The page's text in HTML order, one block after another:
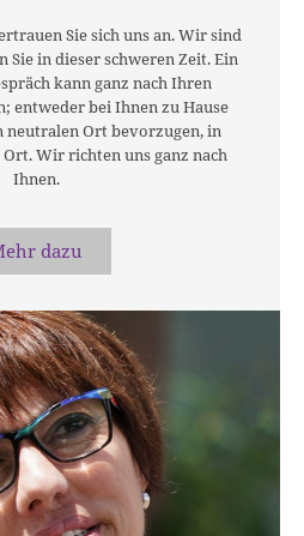
Sie sich uns an. Wir sind
Sie in dieser schweren Zeit. Ein
kann ganz nach Ihren
entweder bei Ihnen zu Hause
neutralen Ort bevorzugen, in
Wir richten uns ganz nach
Ihnen.
dazu